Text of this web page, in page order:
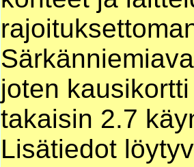
joten
takaisin 2.7
Lisätiedot